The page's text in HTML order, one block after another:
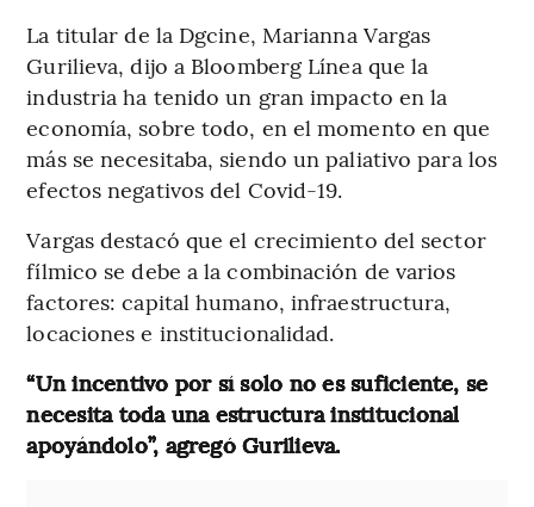
La titular de la Dgcine, Marianna Vargas
Gurilieva, dijo a Bloomberg Línea que la
industria ha tenido un gran impacto en la
economía, sobre todo, en el momento en que
más se necesitaba, siendo un paliativo para los
efectos negativos del Covid-19.
Vargas destacó que el crecimiento del sector
fílmico se debe a la combinación de varios
factores: capital humano, infraestructura,
locaciones e institucionalidad.
“Un incentivo por sí solo no es suficiente, se
necesita toda una estructura institucional
apoyándolo”, agregó Gurilieva.